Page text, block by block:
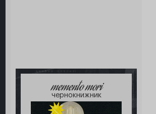
memento mori
чернокнижник